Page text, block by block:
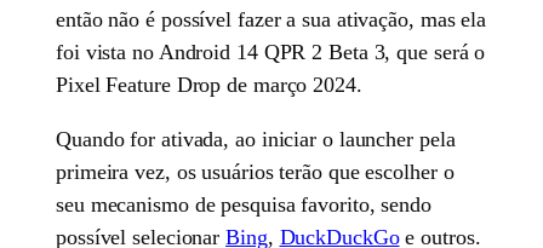
então não é possível fazer a sua ativação, mas ela
foi vista no Android 14 QPR 2 Beta 3, que será o
Pixel Feature Drop de março 2024.
Quando for ativada, ao iniciar o launcher pela
primeira vez, os usuários terão que escolher o
seu mecanismo de pesquisa favorito, sendo
possível selecionarBing, DuckDuckGoe outros.